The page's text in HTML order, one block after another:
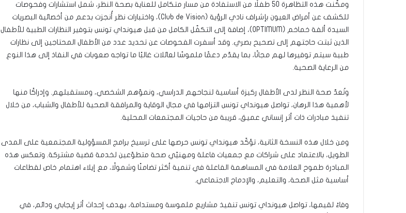
ومكّنت هذه التظاهرة 50 طفلًا من الاستفادة من مسار متكامل للعناية بصحة النظر، شمل استشارات وفحوصات
للكشف عن أمراض العيون بإشراف نادي الرؤية (Club de Vision)، واختبارات نظر أُنجزت بدعم من أخصائية البصريات
السيدة ألفة خماخم (OPTIMUM)، إضافة إلى التكفّل الكامل من قبل هيونداي تونس بتوفير النظارات الطبية للأطفال
الذين ثبتت حاجتهم إلى تصحيح بصري. وقد أسفرت الفحوصات عن تحديد عدد من الأطفال المحتاجين إلى نظارات
طبية سيتم توفيرها لهم مجانًا، بما يقدّم دعمًا ملموسًا لعائلات غالبًا ما تواجه صعوبات في النفاذ إلى هذا النوع
من الرعاية الصحية.
وتُعدّ صحة النظر لدى الأطفال ركيزة أساسية لنجاحهم الدراسي، ونموّهم الشخصي، ومستقبلهم. وإدراكًا منها
لأهمية هذا الرهان، تواصل هيونداي تونس التزامها في مجال الوقاية والمرافقة الصحية للأطفال والشباب، من خلال
تنفيذ مبادرات ذات أثر إنساني عميق، قريبة من حاجيات المجتمعات المحلية.
ومن خلال هذه النسخة الثانية، تؤكّد هيونداي تونس حرصها على ترسيخ برامج المسؤولية المجتمعية على المدى
الطويل، بالاعتماد على شراكات مع جمعيات فاعلة ومهنيّي صحة متطوّعين لخدمة قضية مشتركة. وتعكس هذه
المبادرة طموح العلامة في المساهمة الفاعلة في تنمية أكثر تضامنًا وشمولًا، مع إيلاء اهتمام خاص لقطاعات
أساسية مثل الصحة، والتعليم، والإدماج الاجتماعي.
وفاءً لقيمها، تواصل هيونداي تونس تنفيذ مشاريع ملموسة ومستدامة، بهدف إحداث أثر إيجابي ودائم، في